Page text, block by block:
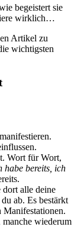
begeistert sie
wirklich…
Artikel zu
wichtigsten
Wort für Wort,
habe bereits, ich
alle deine
ab. Es bestärkt
Manifestationen.
wiederum